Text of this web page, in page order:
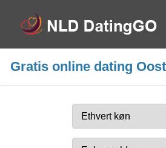
Gratis online dating